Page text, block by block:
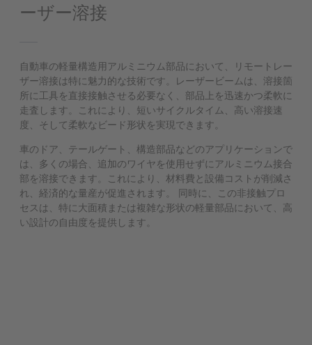
ーザー溶接
自動車の軽量構造用アルミニウム部品において、リモートレー
ザー溶接は特に魅力的な技術です。レーザービームは、溶接箇
所に工具を直接接触させる必要なく、部品上を迅速かつ柔軟に
走査します。これにより、短いサイクルタイム、高い溶接速
度、そして柔軟なビード形状を実現できます。
車のドア、テールゲート、構造部品などのアプリケーションで
は、多くの場合、追加のワイヤを使用せずにアルミニウム接合
部を溶接できます。これにより、材料費と設備コストが削減さ
れ、経済的な量産が促進されます。 同時に、この非接触プロ
セスは、特に大面積または複雑な形状の軽量部品において、高
い設計の自由度を提供します。